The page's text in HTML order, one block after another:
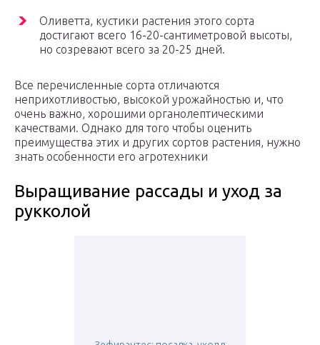
Оливетта, кустики растения этого сорта
достигают всего 16-20-сантиметровой высоты,
но созревают всего за 20-25 дней.
Все перечисленные сорта отличаются
неприхотливостью, высокой урожайностью и, что
очень важно, хорошими органолептическими
качествами. Однако для того чтобы оценить
преимущества этих и других сортов растения, нужно
знать особенности его агротехники
Выращивание рассады и уход за
рукколой